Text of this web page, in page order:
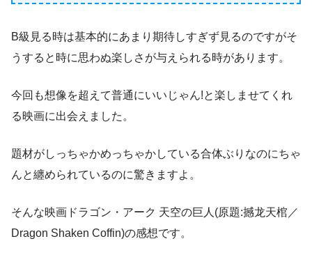
B級見る時は基本的にあまり期待しすぎず見るのですがそ
うすると時に思わぬ楽しさが与えられる時があります。
今回も想像を超えて普通にいいじゃん!と楽しませてくれ
る映画に出会えました。
題材がしっちゃかめっちゃかしている合体ぶりなのにちゃ
んと纏められているのに驚きますよ。
そんな映画ドラゴン・アーク 天空の巨人(原題:撼龙天棺／
Dragon Shaken Coffin)の感想です。